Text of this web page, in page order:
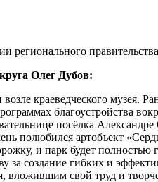
регионального
Олег Дубов:
краеведческого музея.
благоустройства
посёлка
полюбился артобъект
и парк будет полностью
за создание гибких и
свой труд и